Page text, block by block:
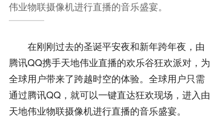
伟业物联摄像机进行直播的音乐盛宴。
在刚刚过去的圣诞平安夜和新年跨年夜，由
腾讯QQ携手天地伟业直播的欢乐谷狂欢派对，为
全球用户带来了跨越时空的体验。全球用户只需
通过腾讯QQ，就可以一键直达狂欢现场，进入由
天地伟业物联摄像机进行直播的音乐盛宴。